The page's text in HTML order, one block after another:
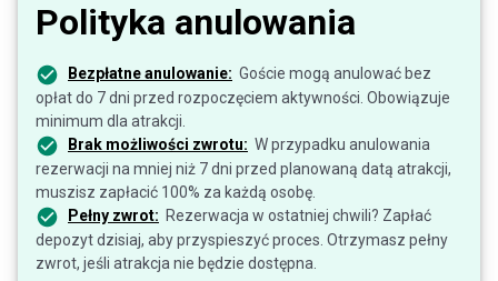
Polityka anulowania
Bezpłatne anulowanie: Goście mogą anulować bez
opłat do 7 dni przed rozpoczęciem aktywności. Obowiązuje
minimum dla atrakcji.
Brak możliwości zwrotu: W przypadku anulowania
rezerwacji na mniej niż 7 dni przed planowaną datą atrakcji,
muszisz zapłacić 100% za każdą osobę.
Pełny zwrot: Rezerwacja w ostatniej chwili? Zapłać
depozyt dzisiaj, aby przyspieszyć proces. Otrzymasz pełny
zwrot, jeśli atrakcja nie będzie dostępna.